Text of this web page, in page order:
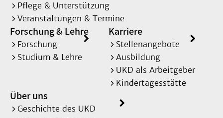
Pflege & Unterstützung
Veranstaltungen & Termine
Forschung & Lehre
Forschung
Studium & Lehre
Karriere
Stellenangebote
Ausbildung
UKD als Arbeitgeber
Kindertagesstätte
Über uns
Geschichte des UKD